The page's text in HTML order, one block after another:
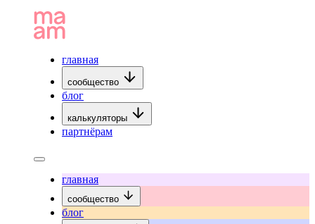
главная
сообщество
блог
калькуляторы
партнёрам
главная
сообщество
блог